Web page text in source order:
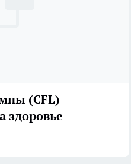
(CFL)
здоровье